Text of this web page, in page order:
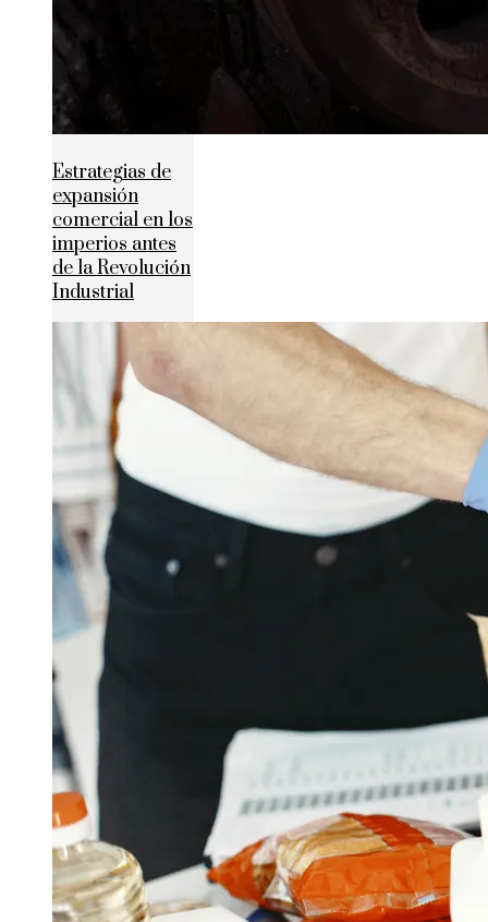
Estrategias de
expansión
comercial en los
imperios antes
de la Revolución
Industrial